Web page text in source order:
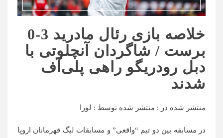
خلاصه بازی رئال مادرید 3-0
برست / شاگردان آنچلوتی با
دبل رودریگو راهی پلی‌آف
شدند
منتشر شده در : منتشر شده توسط : لورا
در مسابقه بین دو تیم “واقعی” و مسابقات لیگ قهرمانان اروپا